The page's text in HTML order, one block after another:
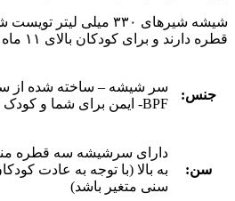
شیشه شیرهای ۳۳۰ میلی
قطره دارند و برای کودکان بالای ۱۱ ماه مناسب است.
جنس:
BPF- ایمن برای شما و کودک شما
سن:
به بالا (با توجه به عادت
سنی متغیر باشد)